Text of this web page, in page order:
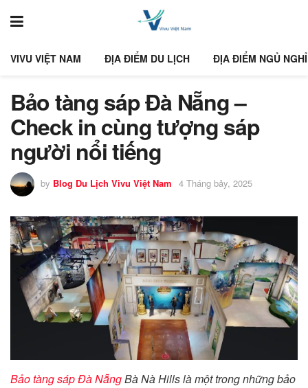
VIVU VIỆT NAM ĐỊA ĐIỂM DU LỊCH ĐỊA ĐIỂM NGỦ NGHỈ
Bảo tàng sáp Đà Nẵng –
Check in cùng tượng sáp
người nổi tiếng
by Blog Du Lịch Vivu Việt Nam 4 Tháng bảy, 2025
Bảo tàng sáp Đà NẵngBà Nà Hills là một trong những bảo